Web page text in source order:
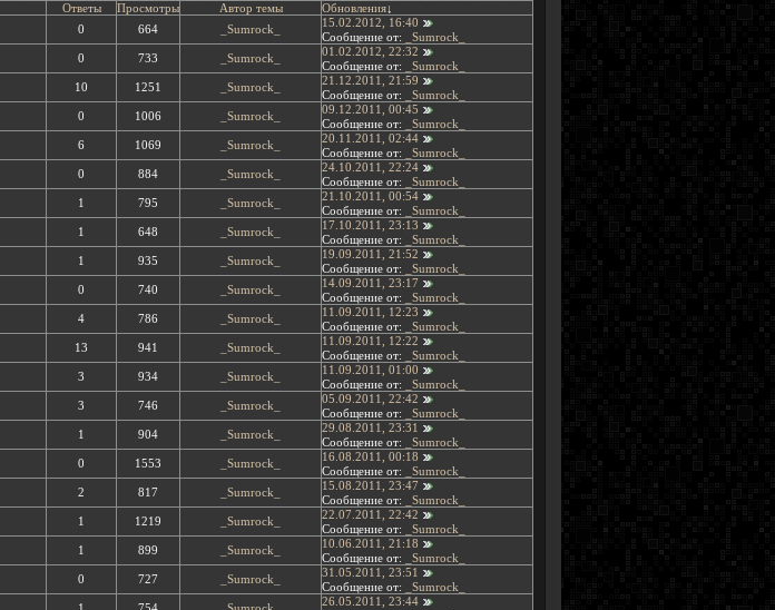
Ответы Просмотры Автор темы Обновления↓
0 664 _Sumrock_
15.02.2012, 16:40
Сообщение от:
_Sumrock_
0 733 _Sumrock_
01.02.2012, 22:32
Сообщение от:
_Sumrock_
10 1251 _Sumrock_
21.12.2011, 21:59
Сообщение от:
_Sumrock_
0 1006 _Sumrock_
09.12.2011, 00:45
Сообщение от:
_Sumrock_
6 1069 _Sumrock_
20.11.2011, 02:44
Сообщение от:
_Sumrock_
0 884 _Sumrock_
24.10.2011, 22:24
Сообщение от:
_Sumrock_
1 795 _Sumrock_
21.10.2011, 00:54
Сообщение от:
_Sumrock_
1 648 _Sumrock_
17.10.2011, 23:13
Сообщение от:
_Sumrock_
1 935 _Sumrock_
19.09.2011, 21:52
Сообщение от:
_Sumrock_
0 740 _Sumrock_
14.09.2011, 23:17
Сообщение от:
_Sumrock_
4 786 _Sumrock_
11.09.2011, 12:23
Сообщение от:
_Sumrock_
13 941 _Sumrock_
11.09.2011, 12:22
Сообщение от:
_Sumrock_
3 934 _Sumrock_
11.09.2011, 01:00
Сообщение от:
_Sumrock_
3 746 _Sumrock_
05.09.2011, 22:42
Сообщение от:
_Sumrock_
1 904 _Sumrock_
29.08.2011, 23:31
Сообщение от:
_Sumrock_
0 1553 _Sumrock_
16.08.2011, 00:18
Сообщение от:
_Sumrock_
2 817 _Sumrock_
15.08.2011, 23:47
Сообщение от:
_Sumrock_
1 1219 _Sumrock_
22.07.2011, 22:42
Сообщение от:
_Sumrock_
1 899 _Sumrock_
10.06.2011, 21:18
Сообщение от:
_Sumrock_
0 727 _Sumrock_
31.05.2011, 23:51
Сообщение от:
_Sumrock_
26.05.2011, 23:44